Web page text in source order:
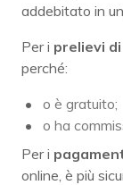
addebitato in
Per i prelievi
perché:
o è gratuito;
o ha
Per i
online, è più